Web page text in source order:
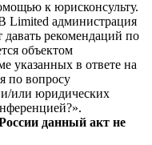
к юрисконсульту.
Limited администрация
рекомендаций по
объектом
указанных в ответе на
по вопросу
и/или юридических
данный акт не